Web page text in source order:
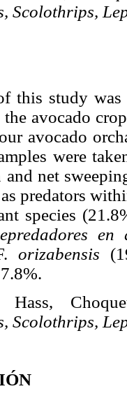
Scolothrips,
this study
avocado
avocado
were
net
predators
species
orizabensis
Hass,
Scolothrips,